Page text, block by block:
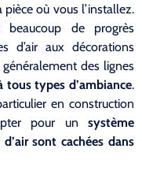
où vous l’installez.
de progrès
d’air aux décorations
généralement des lignes
tous types d’ambiance.
en construction
pour un système
sont cachées dans